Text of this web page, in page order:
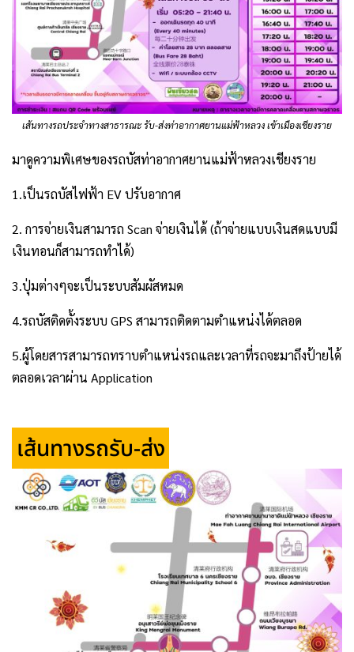
เส้นทางรถประจำทางสาธารณะ รับ-ส่งท่าอากาศยานแม่ฟ้าหลวง เข้าเมืองเชียงราย
มาดูความพิเศษของรถบัสท่าอากาศยานแม่ฟ้าหลวงเชียงราย
1.เป็นรถบัสไฟฟ้า EV ปรับอากาศ
2. การจ่ายเงินสามารถ Scan จ่ายเงินได้ (ถ้าจ่ายแบบเงินสดแบบมี
เงินทอนก็สามารถทำได้)
3.ปุ่มต่างๆจะเป็นระบบสัมผัสหมด
4.รถบัสติดตั้งระบบ GPS สามารถติดตามตำแหน่งได้ตลอด
5.ผู้โดยสารสามารถทราบตำแหน่งรถและเวลาที่รถจะมาถึงป้ายได้
ตลอดเวลาผ่าน Application
เส้นทางรถรับ-ส่ง